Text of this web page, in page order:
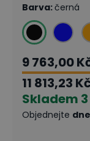
Barva:černá
9 763,00
11 813,23
Skladem
Objednejte